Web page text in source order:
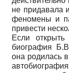
не придавала
феномены и
привести
Если
биография
она родилась